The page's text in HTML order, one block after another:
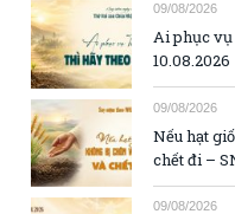
09/08/2026
Ai phục
10.08.2026
09/08/2026
Nếu hạt
chết đi –
09/08/2026